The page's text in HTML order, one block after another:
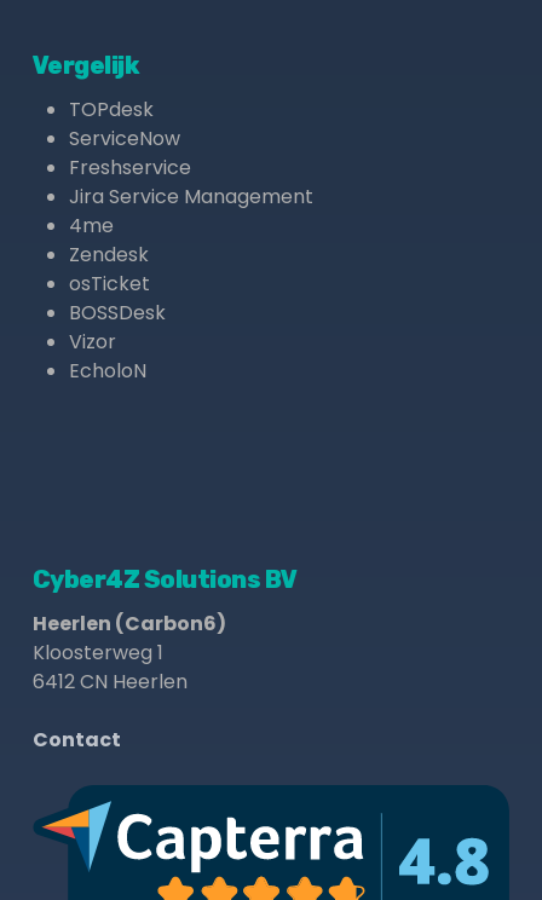
Vergelijk
TOPdesk
ServiceNow
Freshservice
Jira Service Management
4me
Zendesk
osTicket
BOSSDesk
Vizor
EcholoN
Cyber4Z Solutions BV
Heerlen (Carbon6)
Kloosterweg 1
6412 CN Heerlen
Contact